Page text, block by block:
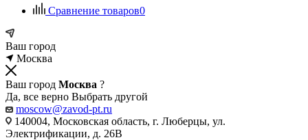
Сравнение товаров0
Ваш город
Москва
Ваш город Москва ?
Да, все верно Выбрать другой
moscow@zavod-pt.ru
140004, Московская область, г. Люберцы, ул.
Электрификации, д. 26В